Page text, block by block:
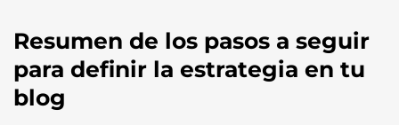
Resumen de los pasos a seguir
para definir la estrategia en tu
blog